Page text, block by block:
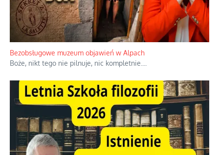
Bezobsługowe muzeum objawień w Alpach
Boże, nikt tego nie pilnuje, nic kompletnie.